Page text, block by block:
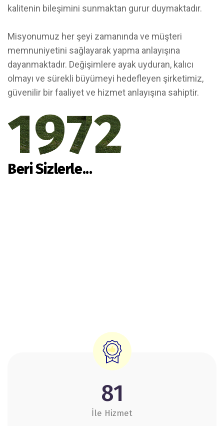
kalitenin bileşimini sunmaktan gurur duymaktadır.
Misyonumuz her şeyi zamanında ve müşteri
memnuniyetini sağlayarak yapma anlayışına
dayanmaktadır. Değişimlere ayak uyduran, kalıcı
olmayı ve sürekli büyümeyi hedefleyen şirketimiz,
güvenilir bir faaliyet ve hizmet anlayışına sahiptir.
1972
Beri Sizlerle...
81
İle Hizmet